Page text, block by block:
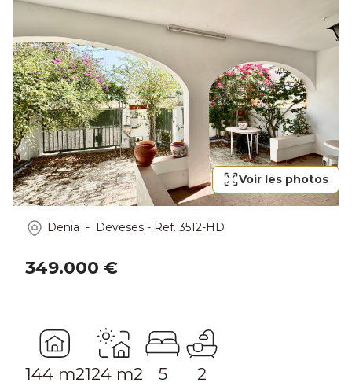
Voir les photos
Denia - Deveses - Ref.3512-HD
349.000 €
144 m2124 m2 5 2